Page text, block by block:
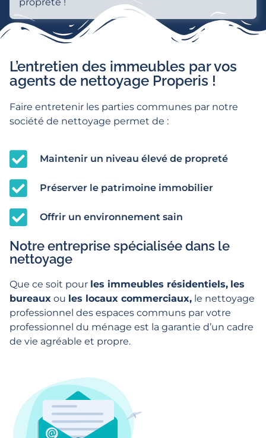
L’entretien des immeubles par vos
agents de nettoyage Properis !
Faire entretenir les parties communes par notre
société de nettoyage permet de :
Maintenir un niveau élevé de propreté
Préserver le patrimoine immobilier
Offrir un environnement sain
Notre entreprise spécialisée dans le
nettoyage
Que ce soit pour les immeubles résidentiels, les
bureaux ou les locaux commerciaux, le nettoyage
professionnel des espaces communs par votre
professionnel du ménage est la garantie d’un cadre
de vie agréable et propre.